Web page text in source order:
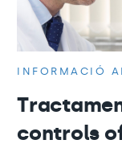
INFORMACIÓ
controls